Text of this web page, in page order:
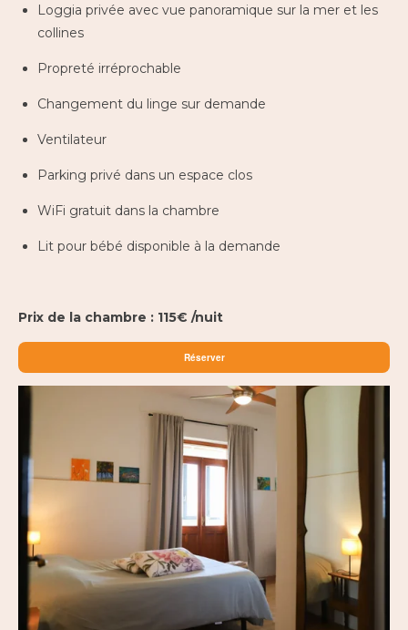
Loggia privée avec vue panoramique sur la mer et les
collines
Propreté irréprochable
Changement du linge sur demande
Ventilateur
Parking privé dans un espace clos
WiFi gratuit dans la chambre
Lit pour bébé disponible à la demande
Prix de la chambre : 115€ /nuit
Réserver